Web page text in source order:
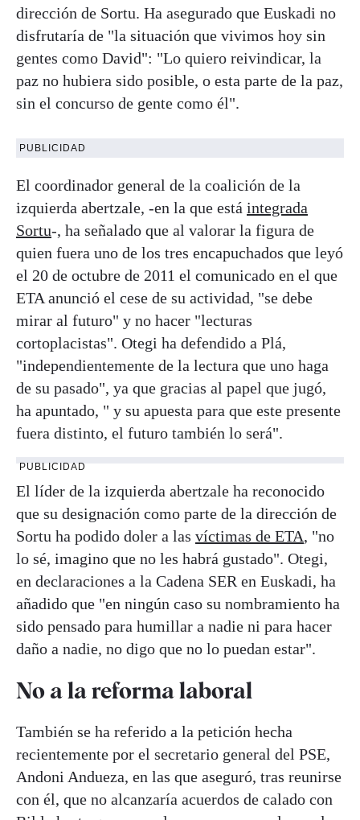
dirección de Sortu. Ha asegurado que Euskadi no
disfrutaría de "la situación que vivimos hoy sin
gentes como David": "Lo quiero reivindicar, la
paz no hubiera sido posible, o esta parte de la paz,
sin el concurso de gente como él".
PUBLICIDAD
El coordinador general de la coalición de la
izquierda abertzale, -en la que está integrada
Sortu-, ha señalado que al valorar la figura de
quien fuera uno de los tres encapuchados que leyó
el 20 de octubre de 2011 el comunicado en el que
ETA anunció el cese de su actividad, "se debe
mirar al futuro" y no hacer "lecturas
cortoplacistas". Otegi ha defendido a Plá,
"independientemente de la lectura que uno haga
de su pasado", ya que gracias al papel que jugó,
ha apuntado, " y su apuesta para que este presente
fuera distinto, el futuro también lo será".
PUBLICIDAD
El líder de la izquierda abertzale ha reconocido
que su designación como parte de la dirección de
Sortu ha podido doler a las víctimas de ETA, "no
lo sé, imagino que no les habrá gustado". Otegi,
en declaraciones a la Cadena SER en Euskadi, ha
añadido que "en ningún caso su nombramiento ha
sido pensado para humillar a nadie ni para hacer
daño a nadie, no digo que no lo puedan estar".
No a la reforma laboral
También se ha referido a la petición hecha
recientemente por el secretario general del PSE,
Andoni Andueza, en las que aseguró, tras reunirse
con él, que no alcanzaría acuerdos de calado con